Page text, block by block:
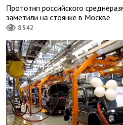
Прототип российского
заметили на стоянке в Москве
8542